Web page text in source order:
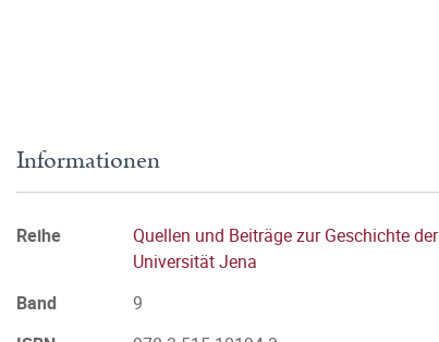
Informationen
Reihe
Quellen und Beiträge zur Geschichte der
Universität Jena
Band
9